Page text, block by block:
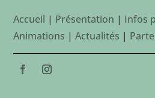
Accueil | Présentation | Infos
Animations |Actualités |